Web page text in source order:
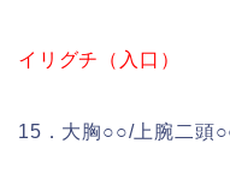
イリグチ（入口）
15．大胸○○/上腕二頭